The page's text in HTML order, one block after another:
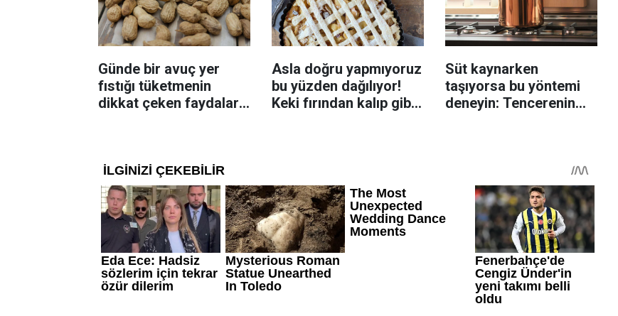
Günde bir avuç yer
fıstığı tüketmenin
dikkat çeken faydaları:
Asla doğru yapmıyoruz
bu yüzden dağılıyor!
Keki fırından kalıp gibi
Süt kaynarken
taşıyorsa bu yöntemi
deneyin: Tencerenin